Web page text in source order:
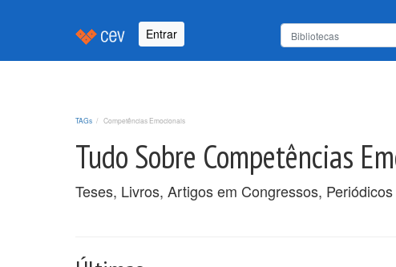
Entrar
TAGs Competências Emocionais
Tudo Sobre Competências
Teses, Livros, Artigos em Congressos,